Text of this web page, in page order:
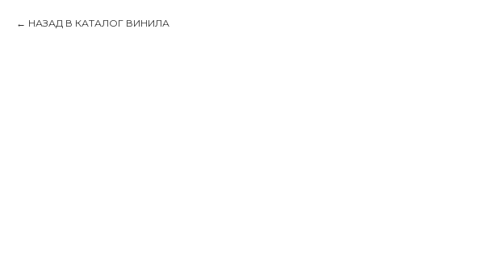
НАЗАД В КАТАЛОГ ВИНИЛА